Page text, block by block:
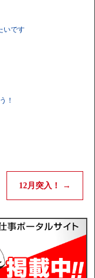
いです
！
12月突入！ →